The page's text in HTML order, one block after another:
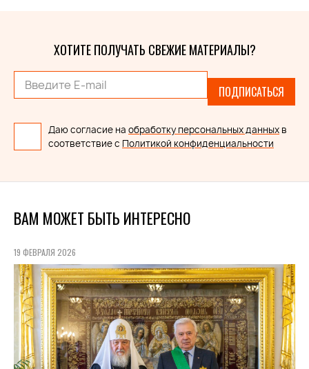
ХОТИТЕ ПОЛУЧАТЬ СВЕЖИЕ МАТЕРИАЛЫ?
ПОДПИСАТЬСЯ
Даю согласие на обработку персональных данных в
соответствие с Политикой конфиденциальности
ВАМ МОЖЕТ БЫТЬ ИНТЕРЕСНО
19 ФЕВРАЛЯ 2026